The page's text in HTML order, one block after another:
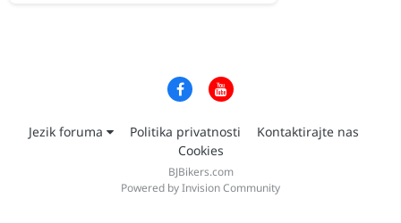
Jezik foruma Politika privatnosti
Kontaktirajte nas
Cookies
BJBikers.com
Powered by Invision Community